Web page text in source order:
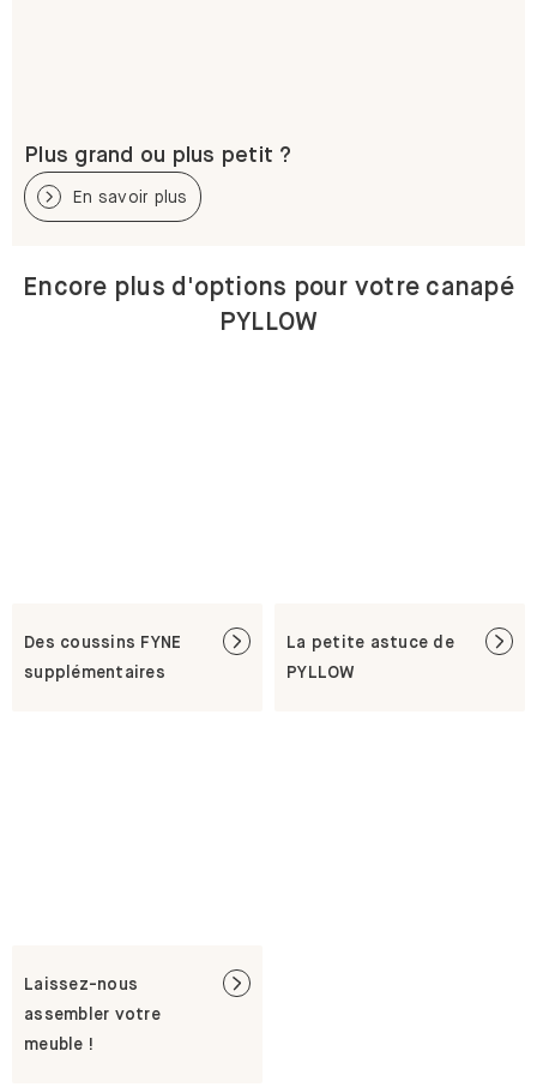
Plus grand ou plus petit ?
En savoir plus
Encore plus d'options pour votre canapé
PYLLOW
Des coussins FYNE
supplémentaires
La petite astuce de
PYLLOW
Laissez-nous
assembler votre
meuble !